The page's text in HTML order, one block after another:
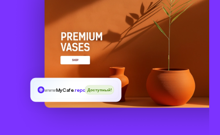
wwwMyCafe.reportДоступный!